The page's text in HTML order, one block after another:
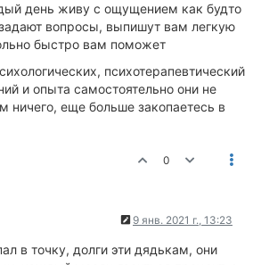
день живу с ощущением как будто
вопросы, выпишут вам легкую
быстро вам поможет
психотерапевтический
и опыта самостоятельно они не
ничего, еще больше закопаетесь в
0
9 янв. 2021 г., 13:23
в точку, долги эти дядькам, они